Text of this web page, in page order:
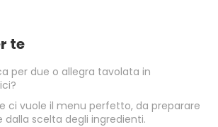
te
per due o allegra tavolata in
ci vuole il menu perfetto, da preparare
dalla scelta degli ingredienti.